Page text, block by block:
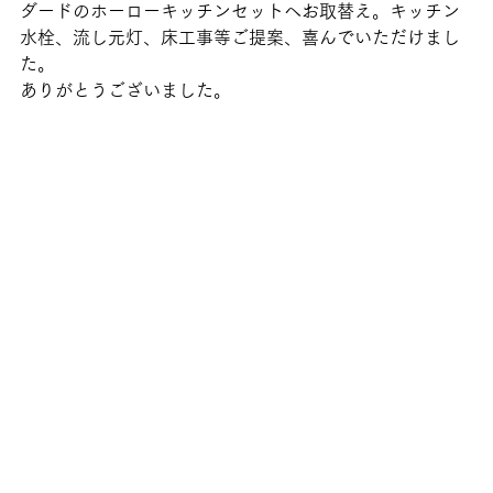
ダードのホーローキッチンセットへお取替え。キッチン
水栓、流し元灯、床工事等ご提案、喜んでいただけまし
た。
ありがとうございました。